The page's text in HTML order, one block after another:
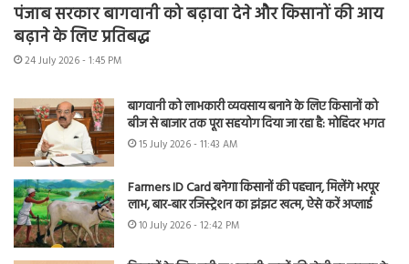
पंजाब सरकार बागवानी को बढ़ावा देने और किसानों की आय
बढ़ाने के लिए प्रतिबद्ध
24 July 2026 - 1:45 PM
बागवानी को लाभकारी व्यवसाय बनाने के लिए किसानों को
बीज से बाजार तक पूरा सहयोग दिया जा रहा है: मोहिंदर भगत
15 July 2026 - 11:43 AM
Farmers ID Card बनेगा किसानों की पहचान, मिलेंगे भरपूर
लाभ, बार-बार रजिस्ट्रेशन का झंझट खत्म, ऐसे करें अप्लाई
10 July 2026 - 12:42 PM